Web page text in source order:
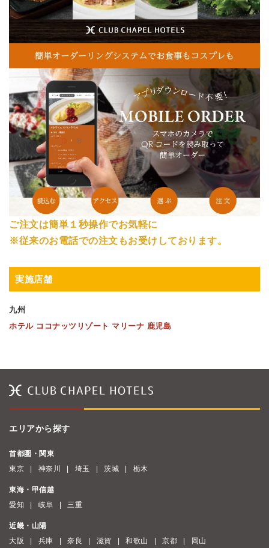
ご注文は簡単１秒操作でお気軽に
※従来のお電話での注文もお受けしております。
実施店舗
九州
ホテル ココナッツリゾート マリーナ 鹿児島
エリアから探す
首都圏・関東
東京
神奈川 埼玉 茨城 栃木
東海・甲信越
愛知
岐阜 三重
近畿・山陽
大阪
兵庫 奈良 滋賀 和歌山 京都 岡山